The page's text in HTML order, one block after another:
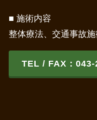
■ 施術内容
整体療法、交通事故
TEL / FAX：